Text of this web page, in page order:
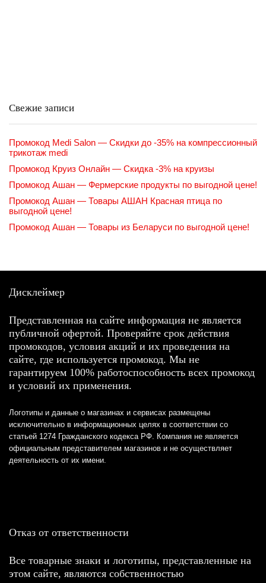
Свежие записи
Промокод Medi Salon — Скидки до -35% на компрессионный
трикотаж medi
Промокод Круиз Онлайн — Скидка -3% на круизы
Промокод Ашан — Фермерские продукты по выгодной цене!
Промокод Ашан — Товары АШАН Красная птица по
выгодной цене!
Промокод Ашан — Товары из Беларуси по выгодной цене!
Дисклеймер
Представленная на сайте информация не является
публичной офертой. Проверяйте срок действия
промокодов, условия акций и их проведения на
сайте, где используется промокод. Мы не
гарантируем 100% работоспособность всех промокод
и условий их применения.
Логотипы и данные о магазинах и сервисах размещены
исключительно в информационных целях в соответствии со
статьей 1274 Гражданского кодекса РФ. Компания не является
официальным представителем магазинов и не осуществляет
деятельность от их имени.
Отказ от ответственности
Все товарные знаки и логотипы, представленные на
этом сайте, являются собственностью